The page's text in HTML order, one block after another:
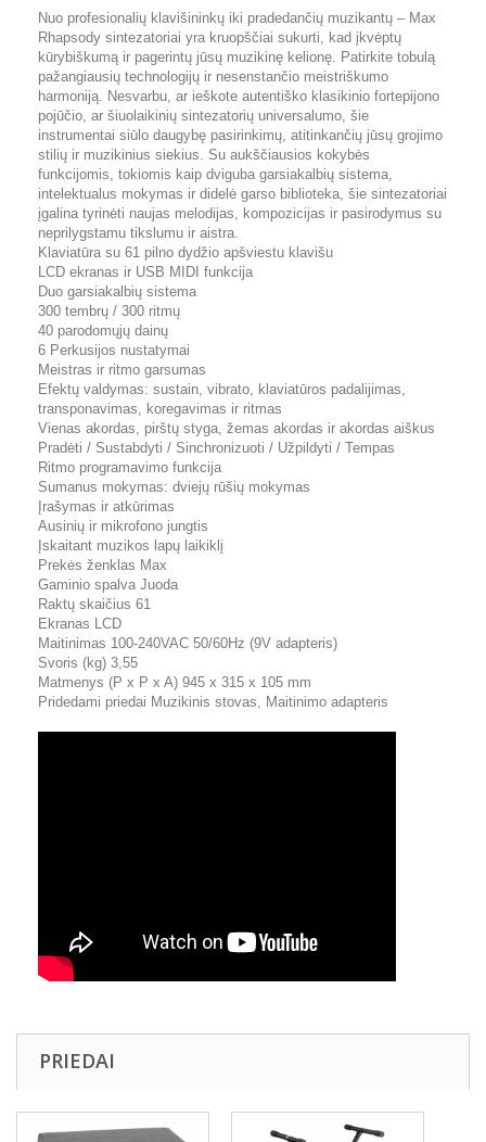
Nuo profesionalių klavišininkų iki pradedančių muzikantų – Max
Rhapsody sintezatoriai yra kruopščiai sukurti, kad įkvėptų
kūrybiškumą ir pagerintų jūsų muzikinę kelionę. Patirkite tobulą
pažangiausių technologijų ir nesenstančio meistriškumo
harmoniją. Nesvarbu, ar ieškote autentiško klasikinio fortepijono
pojūčio, ar šiuolaikinių sintezatorių universalumo, šie
instrumentai siūlo daugybę pasirinkimų, atitinkančių jūsų grojimo
stilių ir muzikinius siekius. Su aukščiausios kokybės
funkcijomis, tokiomis kaip dviguba garsiakalbių sistema,
intelektualus mokymas ir didelė garso biblioteka, šie sintezatoriai
įgalina tyrinėti naujas melodijas, kompozicijas ir pasirodymus su
neprilygstamu tikslumu ir aistra.
Klaviatūra su 61 pilno dydžio apšviestu klavišu
LCD ekranas ir USB MIDI funkcija
Duo garsiakalbių sistema
300 tembrų / 300 ritmų
40 parodomųjų dainų
6 Perkusijos nustatymai
Meistras ir ritmo garsumas
Efektų valdymas: sustain, vibrato, klaviatūros padalijimas,
transponavimas, koregavimas ir ritmas
Vienas akordas, pirštų styga, žemas akordas ir akordas aiškus
Pradėti / Sustabdyti / Sinchronizuoti / Užpildyti / Tempas
Ritmo programavimo funkcija
Sumanus mokymas: dviejų rūšių mokymas
Įrašymas ir atkūrimas
Ausinių ir mikrofono jungtis
Įskaitant muzikos lapų laikiklį
Prekės ženklas Max
Gaminio spalva Juoda
Raktų skaičius 61
Ekranas LCD
Maitinimas 100-240VAC 50/60Hz (9V adapteris)
Svoris (kg) 3,55
Matmenys (P x P x A) 945 x 315 x 105 mm
Pridedami priedai Muzikinis stovas, Maitinimo adapteris
PRIEDAI